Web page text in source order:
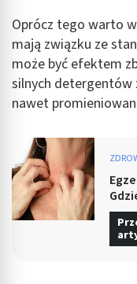
Oprócz tego warto
mają związku ze
może być efektem
silnych detergentów
nawet